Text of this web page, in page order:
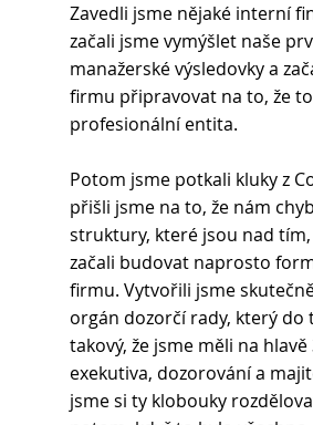
Zavedli jsme nějaké interní
začali jsme vymýšlet naše
manažerské výsledovky a
firmu připravovat na to, že
profesionální entita.
Potom jsme potkali kluky z
přišli jsme na to, že nám
struktury, které jsou nad
začali budovat naprosto
firmu. Vytvořili jsme
orgán dozorčí rady, který do
takový, že jsme měli na hlavě
exekutiva, dozorování a
jsme si ty klobouky